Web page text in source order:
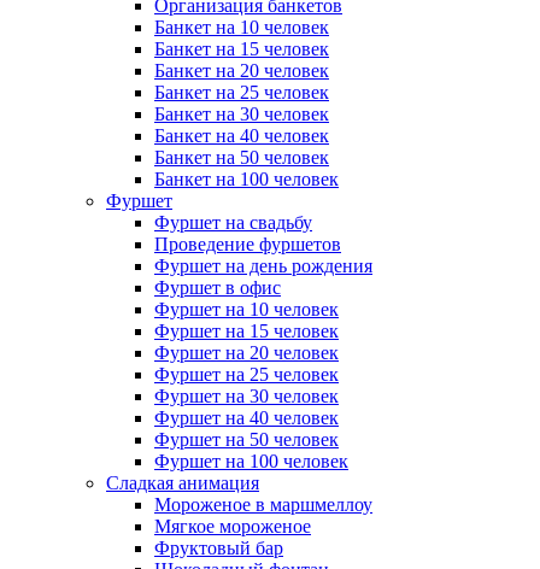
Организация банкетов
Банкет на 10 человек
Банкет на 15 человек
Банкет на 20 человек
Банкет на 25 человек
Банкет на 30 человек
Банкет на 40 человек
Банкет на 50 человек
Банкет на 100 человек
Фуршет
Фуршет на свадьбу
Проведение фуршетов
Фуршет на день рождения
Фуршет в офис
Фуршет на 10 человек
Фуршет на 15 человек
Фуршет на 20 человек
Фуршет на 25 человек
Фуршет на 30 человек
Фуршет на 40 человек
Фуршет на 50 человек
Фуршет на 100 человек
Сладкая анимация
Мороженое в маршмеллоу
Мягкое мороженое
Фруктовый бар